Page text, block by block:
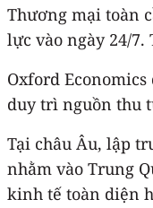
Thương mại toàn
lực vào ngày 24/
Oxford
duy trì nguồn thu
Tại châu Âu, lập
nhằm vào Trung
kinh tế toàn diện